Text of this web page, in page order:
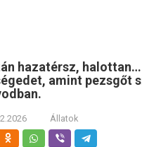
hazatérsz,
amint pezsgőt
Állatok